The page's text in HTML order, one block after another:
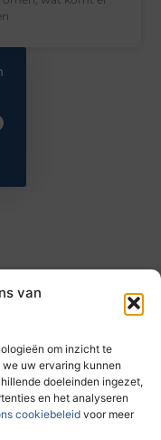
van
om inzicht te
uw ervaring kunnen
doeleinden ingezet,
en het analyseren
cookiebeleid voor meer
op taec.nl
tips die